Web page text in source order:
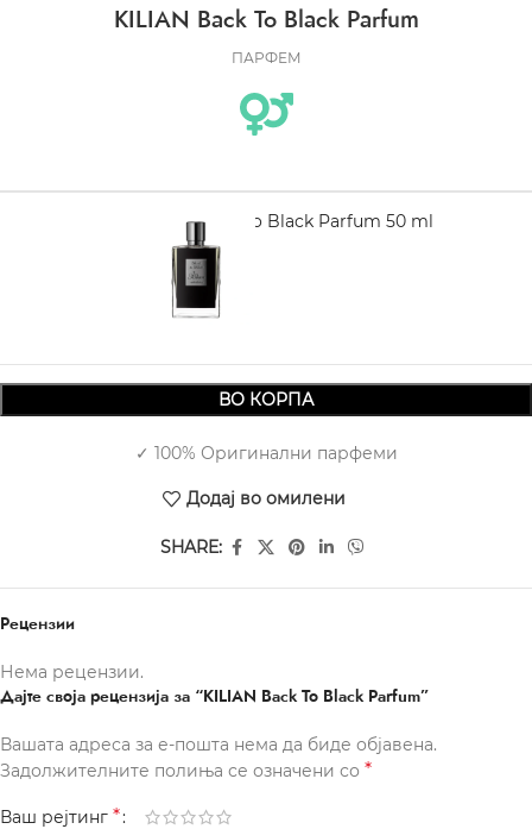
KILIAN Back To Black Parfum
ПАРФЕМ
KILIAN Back To Black Parfum 50 ml
12.970,00
ВО КОРПА
✓ 100% Оригинални парфеми
Додај во омилени
SHARE:
Рецензии
Нема рецензии.
Дајте своја рецензија за “KILIAN Back To Black Parfum”
Вашата адреса за е-пошта нема да биде објавена.
Задолжителните полиња се означени со *
Ваш рејтинг *